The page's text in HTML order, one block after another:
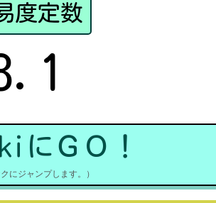
度定数
にＧＯ！
クにジャンプします。）